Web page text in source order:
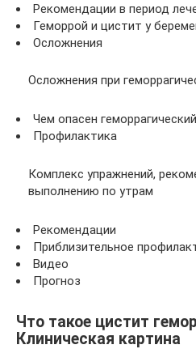
Рекомендации в период
Геморрой и цистит у
Осложнения
Осложнения при
Чем опасен
Профилактика
Комплекс упражнений,
выполнению по утрам
Рекомендации
Приблизительное
Видео
Прогноз
Что такое цистит
Клиническая картина